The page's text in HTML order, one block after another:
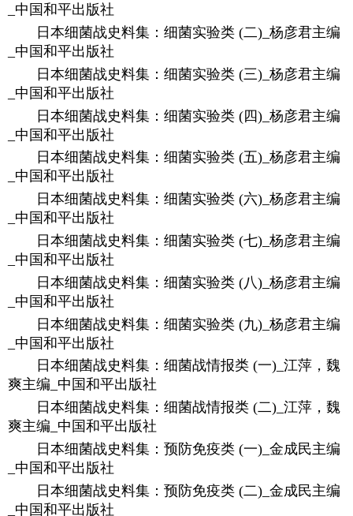
_中国和平出版社
日本细菌战史料集：细菌实验类 (二)_杨彦君主编
_中国和平出版社
日本细菌战史料集：细菌实验类 (三)_杨彦君主编
_中国和平出版社
日本细菌战史料集：细菌实验类 (四)_杨彦君主编
_中国和平出版社
日本细菌战史料集：细菌实验类 (五)_杨彦君主编
_中国和平出版社
日本细菌战史料集：细菌实验类 (六)_杨彦君主编
_中国和平出版社
日本细菌战史料集：细菌实验类 (七)_杨彦君主编
_中国和平出版社
日本细菌战史料集：细菌实验类 (八)_杨彦君主编
_中国和平出版社
日本细菌战史料集：细菌实验类 (九)_杨彦君主编
_中国和平出版社
日本细菌战史料集：细菌战情报类 (一)_江萍，魏
爽主编_中国和平出版社
日本细菌战史料集：细菌战情报类 (二)_江萍，魏
爽主编_中国和平出版社
日本细菌战史料集：预防免疫类 (一)_金成民主编
_中国和平出版社
日本细菌战史料集：预防免疫类 (二)_金成民主编
_中国和平出版社